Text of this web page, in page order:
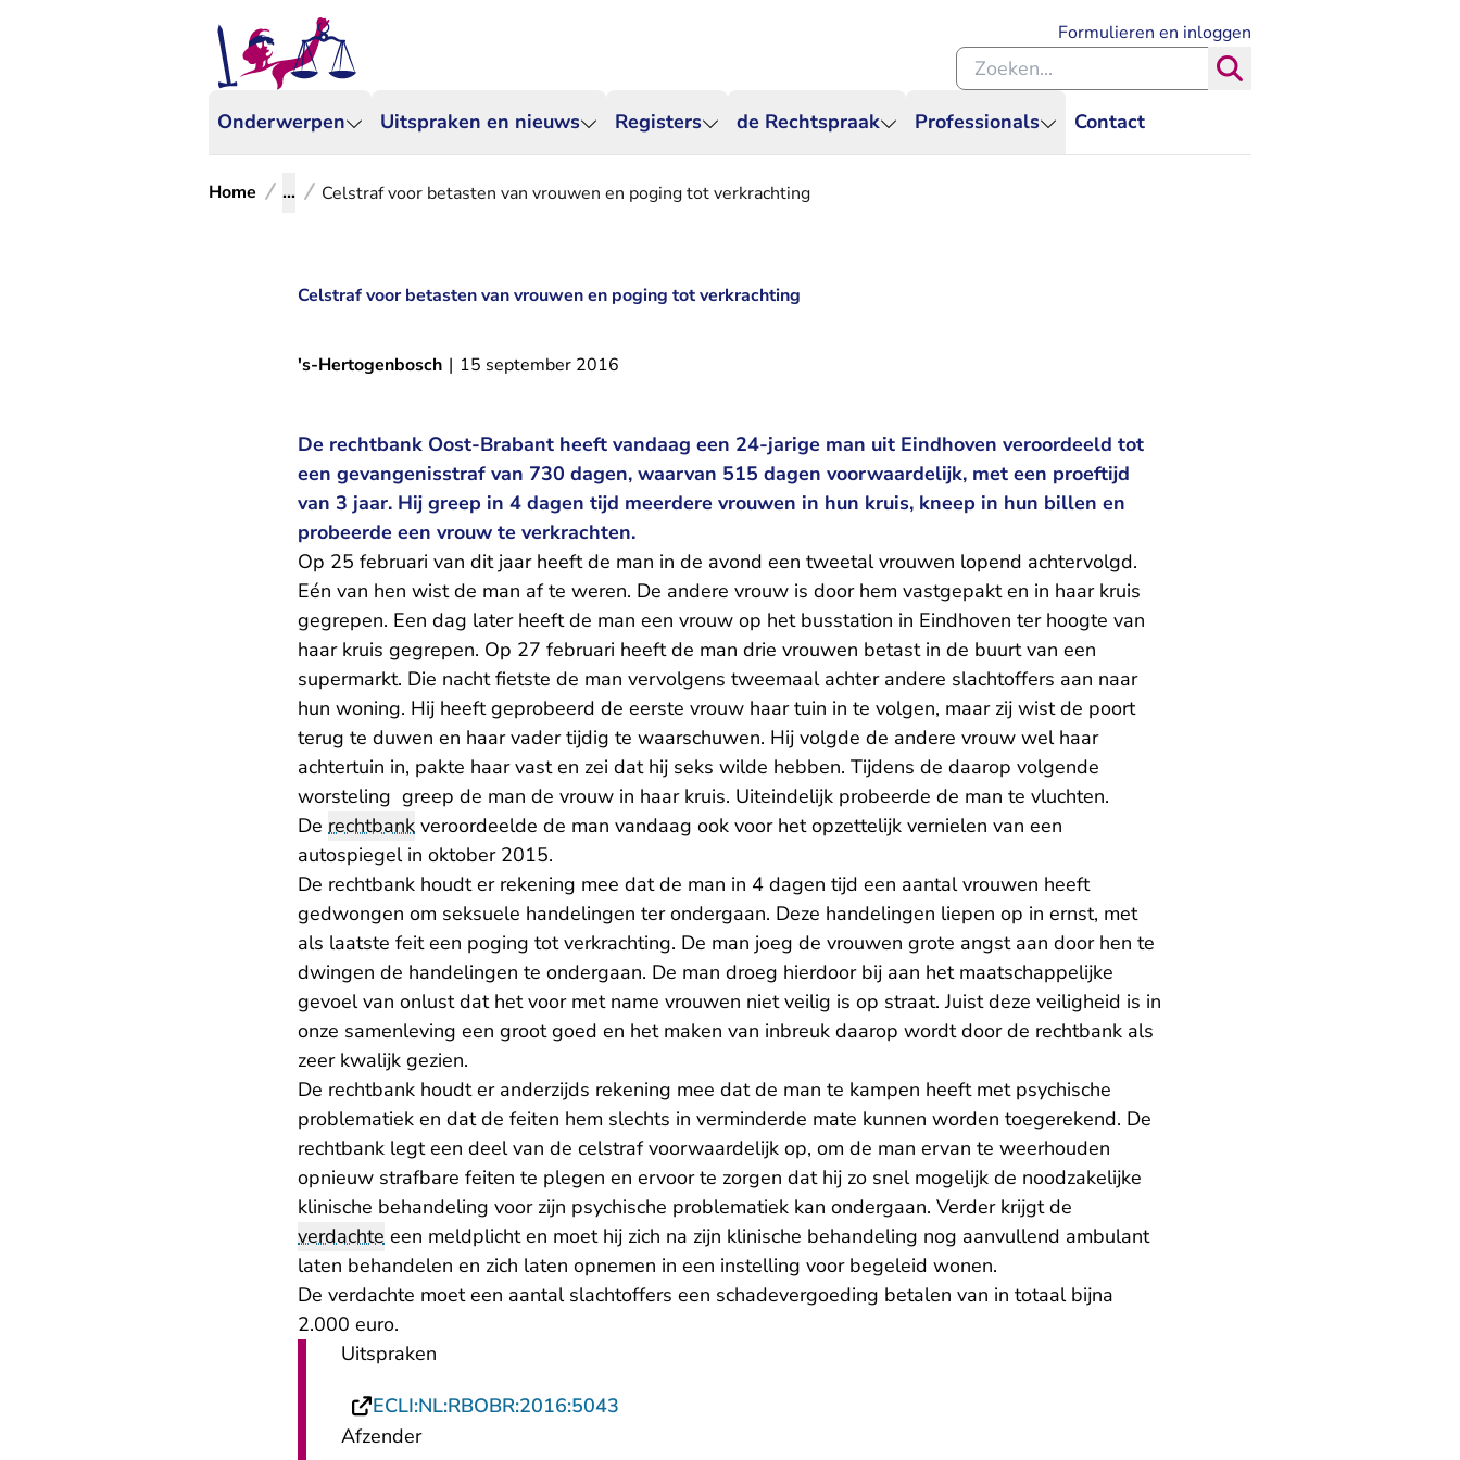
Onderwerpen Uitspraken en nieuws Registers de Rechtspraak Professionals Contact
Formulieren en inloggen
Zoeken binnen de Rechtspraak
Home ... Celstraf voor betasten van vrouwen en poging tot verkrachting
Celstraf voor betasten van vrouwen en poging tot verkrachting
's-Hertogenbosch | 15 september 2016
De rechtbank Oost-Brabant heeft vandaag een 24-jarige man uit Eindhoven veroordeeld tot
een gevangenisstraf van 730 dagen, waarvan 515 dagen voorwaardelijk, met een proeftijd
van 3 jaar. Hij greep in 4 dagen tijd meerdere vrouwen in hun kruis, kneep in hun billen en
probeerde een vrouw te verkrachten.
Op 25 februari van dit jaar heeft de man in de avond een tweetal vrouwen lopend achtervolgd.
Eén van hen wist de man af te weren. De andere vrouw is door hem vastgepakt en in haar kruis
gegrepen. Een dag later heeft de man een vrouw op het busstation in Eindhoven ter hoogte van
haar kruis gegrepen. Op 27 februari heeft de man drie vrouwen betast in de buurt van een
supermarkt. Die nacht fietste de man vervolgens tweemaal achter andere slachtoffers aan naar
hun woning. Hij heeft geprobeerd de eerste vrouw haar tuin in te volgen, maar zij wist de poort
terug te duwen en haar vader tijdig te waarschuwen. Hij volgde de andere vrouw wel haar
achtertuin in, pakte haar vast en zei dat hij seks wilde hebben. Tijdens de daarop volgende
worsteling greep de man de vrouw in haar kruis. Uiteindelijk probeerde de man te vluchten.
De rechtbank veroordeelde de man vandaag ook voor het opzettelijk vernielen van een
autospiegel in oktober 2015.
De rechtbank houdt er rekening mee dat de man in 4 dagen tijd een aantal vrouwen heeft
gedwongen om seksuele handelingen ter ondergaan. Deze handelingen liepen op in ernst, met
als laatste feit een poging tot verkrachting. De man joeg de vrouwen grote angst aan door hen te
dwingen de handelingen te ondergaan. De man droeg hierdoor bij aan het maatschappelijke
gevoel van onlust dat het voor met name vrouwen niet veilig is op straat. Juist deze veiligheid is in
onze samenleving een groot goed en het maken van inbreuk daarop wordt door de rechtbank als
zeer kwalijk gezien.
De rechtbank houdt er anderzijds rekening mee dat de man te kampen heeft met psychische
problematiek en dat de feiten hem slechts in verminderde mate kunnen worden toegerekend. De
rechtbank legt een deel van de celstraf voorwaardelijk op, om de man ervan te weerhouden
opnieuw strafbare feiten te plegen en ervoor te zorgen dat hij zo snel mogelijk de noodzakelijke
klinische behandeling voor zijn psychische problematiek kan ondergaan. Verder krijgt de
verdachte een meldplicht en moet hij zich na zijn klinische behandeling nog aanvullend ambulant
laten behandelen en zich laten opnemen in een instelling voor begeleid wonen.
De verdachte moet een aantal slachtoffers een schadevergoeding betalen van in totaal bijna
2.000 euro.
Uitspraken
ECLI:NL:RBOBR:2016:5043
Afzender